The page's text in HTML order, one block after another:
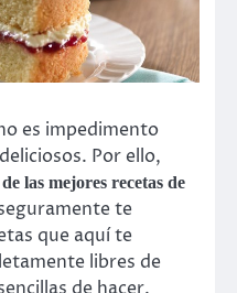
es impedimento
Por ello,
las mejores recetas de
te
que aquí te
libres de